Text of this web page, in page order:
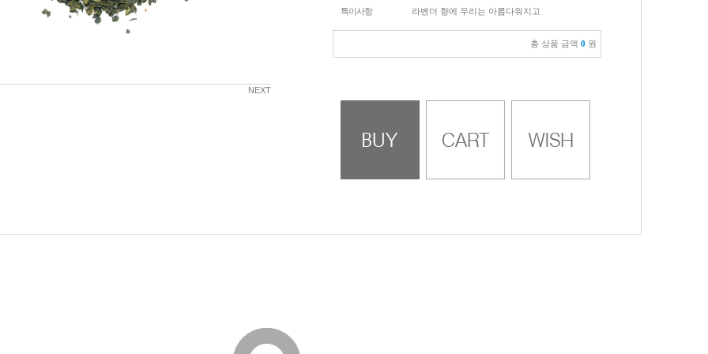
NEXT
특이사항 라벤더 향에 우리는 아름다워지고
총 상품 금액 0 원